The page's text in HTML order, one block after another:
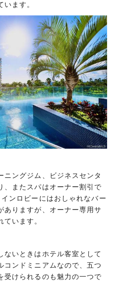
ます。
ニングジム、ビジネスセンタ
、またスパはオーナー割引で
ンロビーにはおしゃれなバー
ありますが、オーナー専用サ
います。
ないときはホテル客室として
コンドミニアムなので、五つ
受けられるのも魅力の一つで